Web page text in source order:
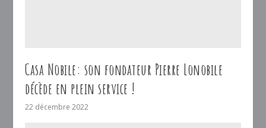
Casa Nobile: son fondateur Pierre Lonobile
décède en plein service !
22 décembre 2022